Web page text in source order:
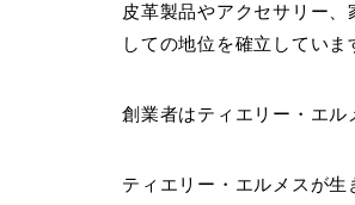
皮革製品やアクセサリー
しての地位を確立していま
創業者はティエリー・エル
ティエリー・エルメスが